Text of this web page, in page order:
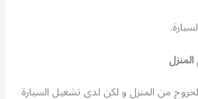
من المنزل و لكن لدى تشغيل السيارة